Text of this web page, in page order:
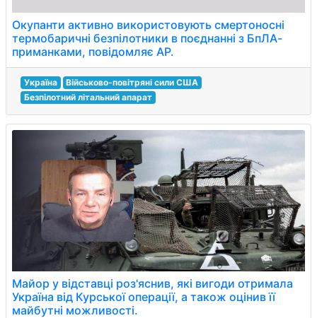
Окупанти активно використовують смертоносні
термобаричні безпілотники в поєднанні з БпЛА-
приманками, повідомляє АР.
Україна
Військово-повітряні сили США
Безпілотний літальний апарат
Майор у відставці роз'яснив, які вигоди отримала
Україна від Курської операції, а також оцінив її
майбутні можливості.